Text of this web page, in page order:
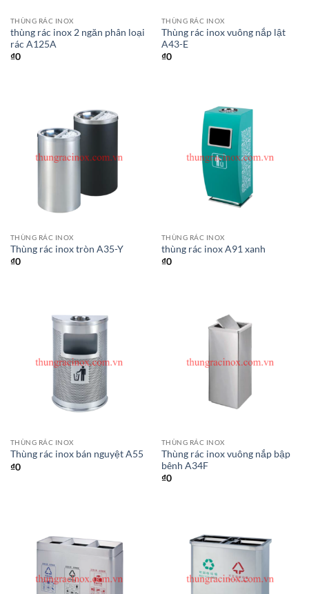
THÙNG RÁC INOX
thùng rác inox 2 ngăn phân loại
rác A125A
₫0
THÙNG RÁC INOX
Thùng rác inox vuông nắp lật
A43-E
₫0
THÙNG RÁC INOX
Thùng rác inox tròn A35-Y
₫0
THÙNG RÁC INOX
thùng rác inox A91 xanh
₫0
THÙNG RÁC INOX
Thùng rác inox bán nguyệt A55
₫0
THÙNG RÁC INOX
Thùng rác inox vuông nắp bập
bênh A34F
₫0